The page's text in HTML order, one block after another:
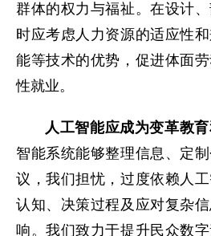
群体的权力与福祉。在设计
时应考虑人力资源的适应性
能等技术的优势，促进体面
性就业。
人工智能应成为变革教育
智能系统能够整理信息、定
议，我们担忧，过度依赖人
认知、决策过程及应对复杂
响。我们致力于提升民众数